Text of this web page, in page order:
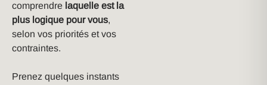
comprendre laquelle est la
plus logique pour vous,
selon vos priorités et vos
contraintes.
Prenez quelques instants